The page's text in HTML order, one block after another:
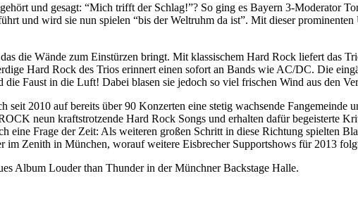
und gesagt: “Mich trifft der Schlag!”? So ging es Bayern 3-
und wird sie nun spielen “bis der Weltruhm da ist”. Mit dieser
die Wände zum Einstürzen bringt. Mit klassischem Hard Rock liefert das
Hard Rock des Trios erinnert einen sofort an Bands wie AC/DC. Die
Faust in die Luft! Dabei blasen sie jedoch so viel frischen Wind aus den
seit 2010 auf bereits über 90 Konzerten eine stetig wachsende
neun kraftstrotzende Hard Rock Songs und erhalten dafür begeisterte
eine Frage der Zeit: Als weiteren großen Schritt in diese Richtung spielten
im Zenith in München, worauf weitere Eisbrecher Supportshows für 2013
Album Louder than Thunder in der Münchner Backstage Halle.